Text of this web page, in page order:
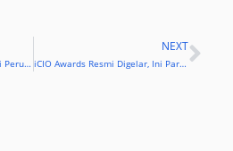
Ini Pentingnya ‘Platform’ Bagi Perusahaan Nonstartup
NEXT
iCIO Awards Resmi Digelar, Ini Para Pemenangnya